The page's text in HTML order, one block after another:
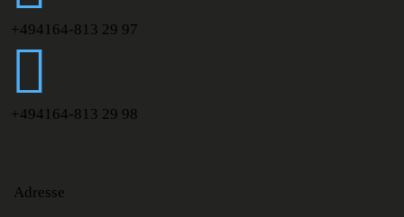
+494164-813 29 97
+494164-813 29 98
Adresse